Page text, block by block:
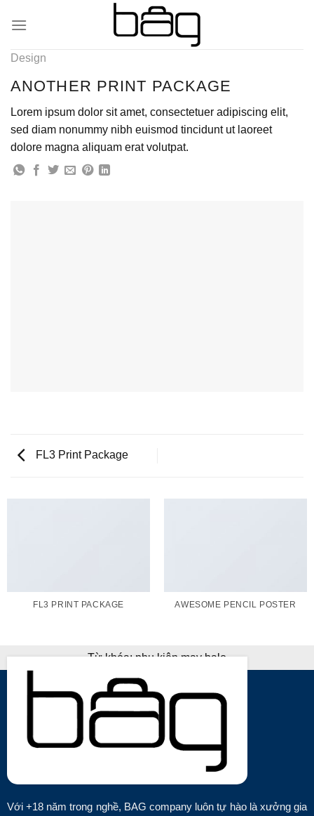
Design
ANOTHER PRINT PACKAGE
Lorem ipsum dolor sit amet, consectetuer adipiscing elit,
sed diam nonummy nibh euismod tincidunt ut laoreet
dolore magna aliquam erat volutpat.
FL3 Print Package
FL3 PRINT PACKAGE AWESOME PENCIL POSTER
Từ khóa:phụ kiện may balo
Với +18 năm trong nghề, BAG company luôn tự hào là xưởng gia